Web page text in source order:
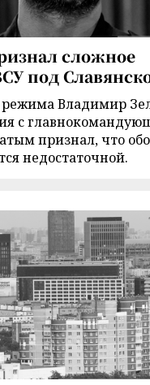
сложное
под
режима Владимир
с
признал, что
недостаточной.